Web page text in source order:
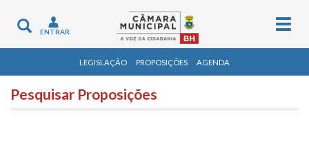
Toggle
navigation
ENTRAR
LEGISLAÇÃO PROPOSIÇÕES AGENDA
Pesquisar Proposições